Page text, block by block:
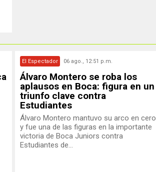
El Espectador 06 ago., 12:51 p.m.
Álvaro Montero se roba los
aplausos en Boca: figura en un
triunfo clave contra
Estudiantes
Álvaro Montero mantuvo su arco en cero
y fue una de las figuras en la importante
victoria de Boca Juniors contra
Estudiantes de...